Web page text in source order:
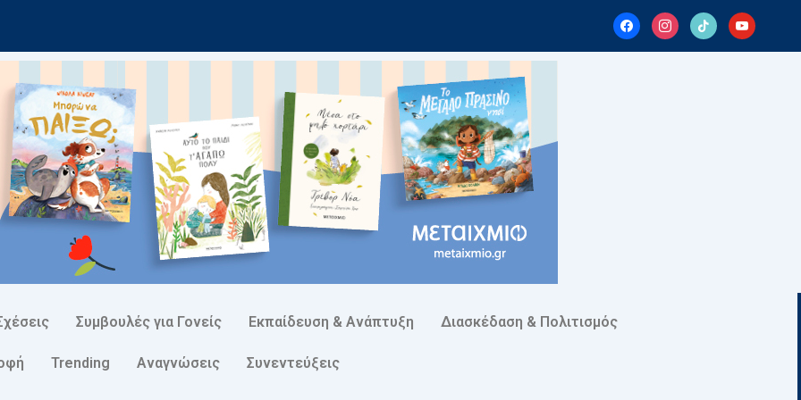
facebookinstagram
tiktok youtube
Συμβουλές για Γονείς Εκπαίδευση & Ανάπτυξη Διασκέδαση & Πολιτισμός
Trending Αναγνώσεις Συνεντεύξεις